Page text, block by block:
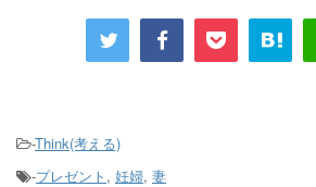
-Think(考える)
-プレゼント , 妊婦, 妻